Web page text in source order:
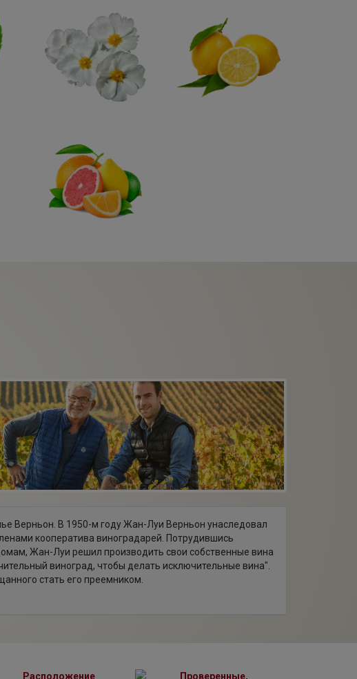
Верньон. В 1950-м году Жан-Луи Верньон унаследовал
кооператива виноградарей. Потрудившись
Жан-Луи решил производить свои собственные вина
виноград, чтобы делать исключительные вина".
стать его преемником.
в 1979 году. В 1985 году он произвел свои первые
Расположение Проверенные,